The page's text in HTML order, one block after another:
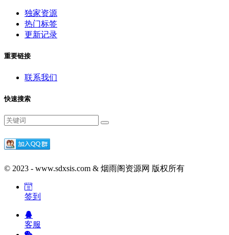
独家资源
热门标签
更新记录
重要链接
联系我们
快速搜索
© 2023 - www.sdxsis.com & 烟雨阁资源网 版权所有
签到
客服